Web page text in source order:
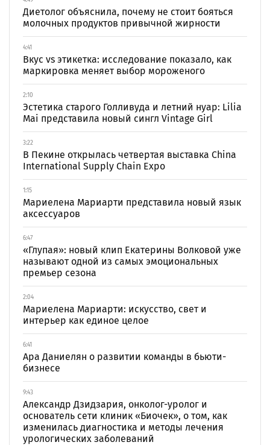
Диетолог объяснила, почему не стоит бояться
молочных продуктов привычной жирности
4:41
Вкус vs этикетка: исследование показало, как
маркировка меняет выбор мороженого
2:10
Эстетика старого Голливуда и летний нуар: Lilia
Mai представила новый сингл Vintage Girl
3:22
В Пекине открылась четвертая выставка China
International Supply Chain Expo
1:15
Мариелена Мариарти представила новый язык
аксессуаров
6:47
«Глупая»: новый клип Екатерины Волковой уже
называют одной из самых эмоциональных
премьер сезона
2:04
Мариелена Мариарти: искусство, свет и
интерьер как единое целое
6:41
Ара Даниелян о развитии команды в бьюти-
бизнесе
9:43
Александр Дзидзария, онколог-уролог и
основатель сети клиник «Биочек», о том, как
изменилась диагностика и методы лечения
урологических заболеваний